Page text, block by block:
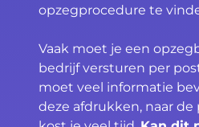
opzegprocedure te
Vaak moet je een
bedrijf versturen per
moet veel informatie
deze afdrukken, naar